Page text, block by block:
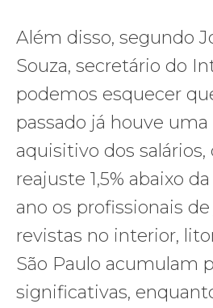
Além disso, segundo
Souza, secretário do
podemos esquecer
passado já houve
aquisitivo dos
reajuste 1,5% abaixo
ano os profissionais
revistas no interior,
São Paulo acumulam
significativas,